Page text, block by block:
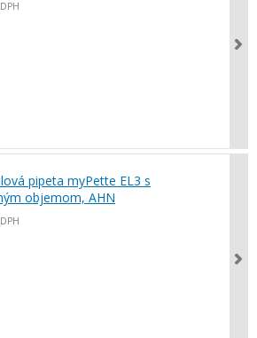
pipeta myPette EL3 s
objemom, AHN